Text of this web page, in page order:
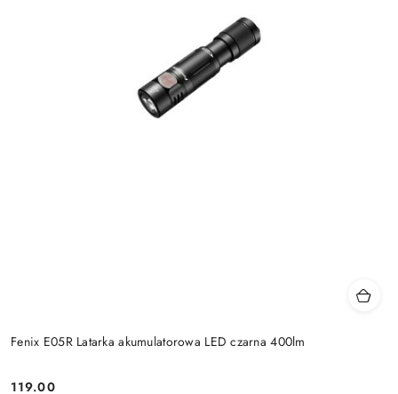
Fenix E05R Latarka akumulatorowa LED czarna 400lm
119.00